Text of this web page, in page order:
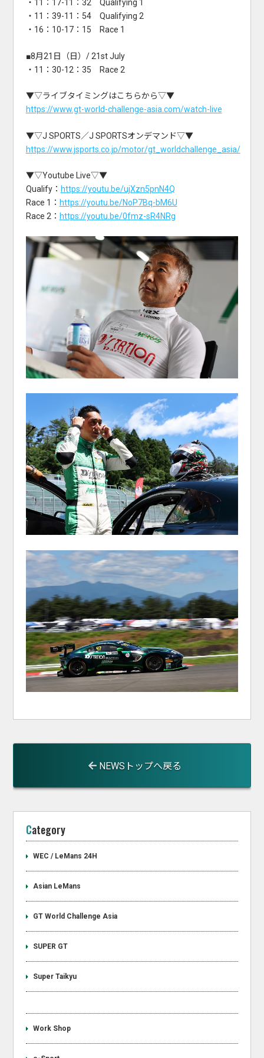
・11：17-11：32 Qualifying 1
・11：39-11：54 Qualifying 2
・16：10-17：15 Race 1
■8月21日（日）/ 21st July
・11：30-12：35 Race 2
▼▽ライブタイミングはこちらから▽▼
https://www.gt-world-challenge-asia.com/watch-live
▼▽J SPORTS／J SPORTSオンデマンド▽▼
https://www.jsports.co.jp/motor/gt_worldchallenge_asia/
▼▽Youtube Live▽▼
Qualify： https://youtu.be/ujXzn5pnN4Q
Race 1： https://youtu.be/NoP7Bq-bM6U
Race 2： https://youtu.be/0fmz-sR4NRg
NEWSトップへ戻る
Category
WEC / LeMans 24H
Asian LeMans
GT World Challenge Asia
SUPER GT
Super Taikyu
Work Shop